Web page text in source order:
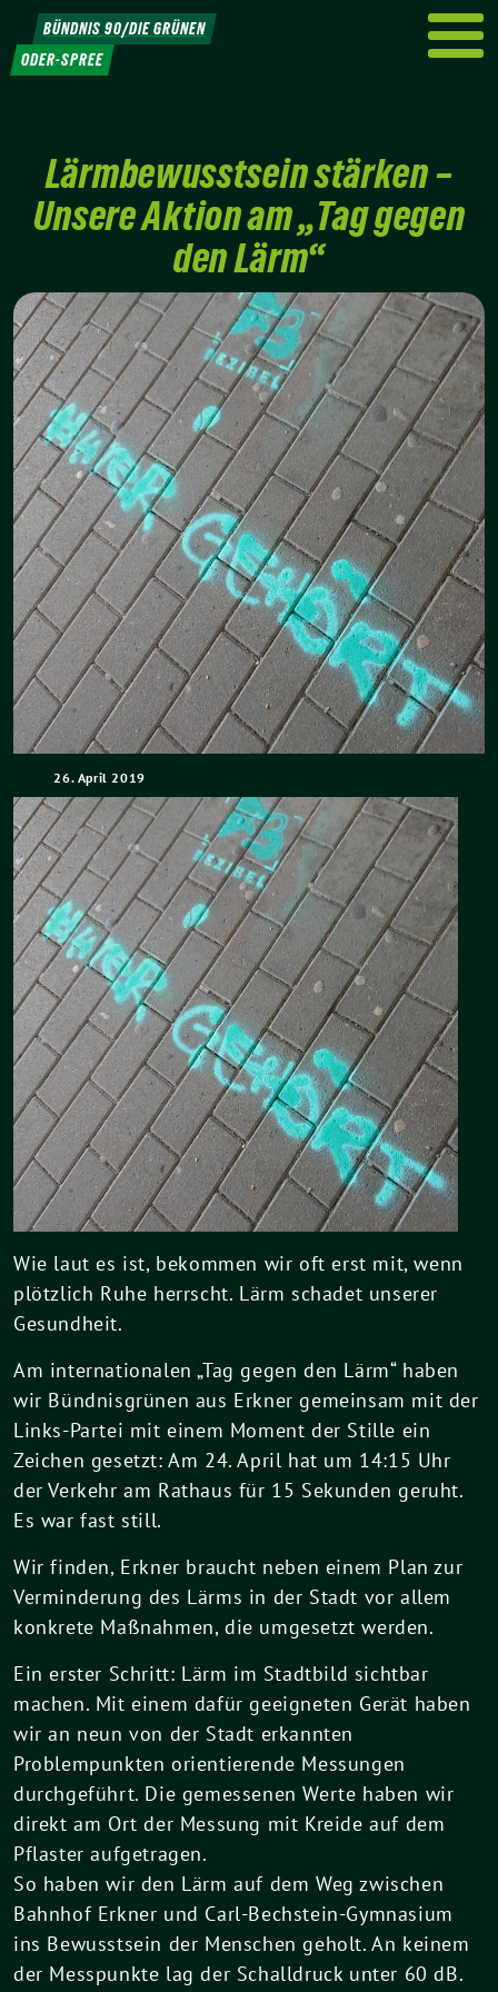
Weiter
zum
Inhalt
BÜNDNIS 90/DIE GRÜNEN
ODER-SPREE
Lärmbewusstsein stärken –
Unsere Aktion am „Tag gegen
den Lärm“
26. April 2019
Wie laut es ist, bekommen wir oft erst mit, wenn
plötzlich Ruhe herrscht. Lärm schadet unserer
Gesundheit.
Am internationalen „Tag gegen den Lärm“ haben
wir Bündnisgrünen aus Erkner gemeinsam mit der
Links-Partei mit einem Moment der Stille ein
Zeichen gesetzt: Am 24. April hat um 14:15 Uhr
der Verkehr am Rathaus für 15 Sekunden geruht.
Es war fast still.
Wir finden, Erkner braucht neben einem Plan zur
Verminderung des Lärms in der Stadt vor allem
konkrete Maßnahmen, die umgesetzt werden.
Ein erster Schritt: Lärm im Stadtbild sichtbar
machen. Mit einem dafür geeigneten Gerät haben
wir an neun von der Stadt erkannten
Problempunkten orientierende Messungen
durchgeführt. Die gemessenen Werte haben wir
direkt am Ort der Messung mit Kreide auf dem
Pflaster aufgetragen.
So haben wir den Lärm auf dem Weg zwischen
Bahnhof Erkner und Carl-Bechstein-Gymnasium
ins Bewusstsein der Menschen geholt. An keinem
der Messpunkte lag der Schalldruck unter 60 dB.